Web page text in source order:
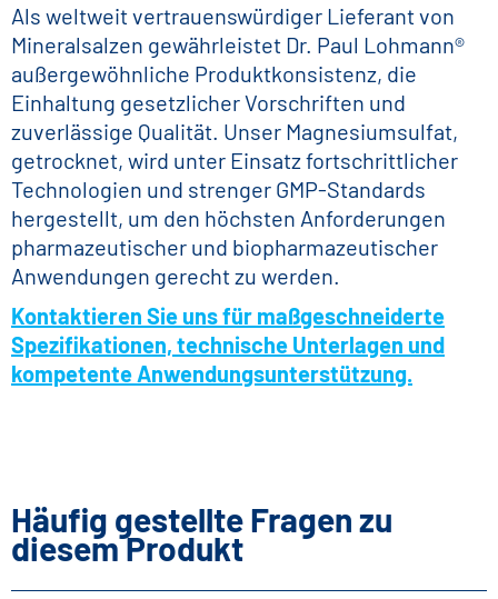
Als weltweit vertrauenswürdiger Lieferant von
Mineralsalzen gewährleistet Dr. Paul Lohmann®
außergewöhnliche Produktkonsistenz, die
Einhaltung gesetzlicher Vorschriften und
zuverlässige Qualität. Unser Magnesiumsulfat,
getrocknet, wird unter Einsatz fortschrittlicher
Technologien und strenger GMP-Standards
hergestellt, um den höchsten Anforderungen
pharmazeutischer und biopharmazeutischer
Anwendungen gerecht zu werden.
Kontaktieren Sie uns für maßgeschneiderte
Spezifikationen, technische Unterlagen und
kompetente Anwendungsunterstützung.
Häufig gestellte Fragen zu
diesem Produkt